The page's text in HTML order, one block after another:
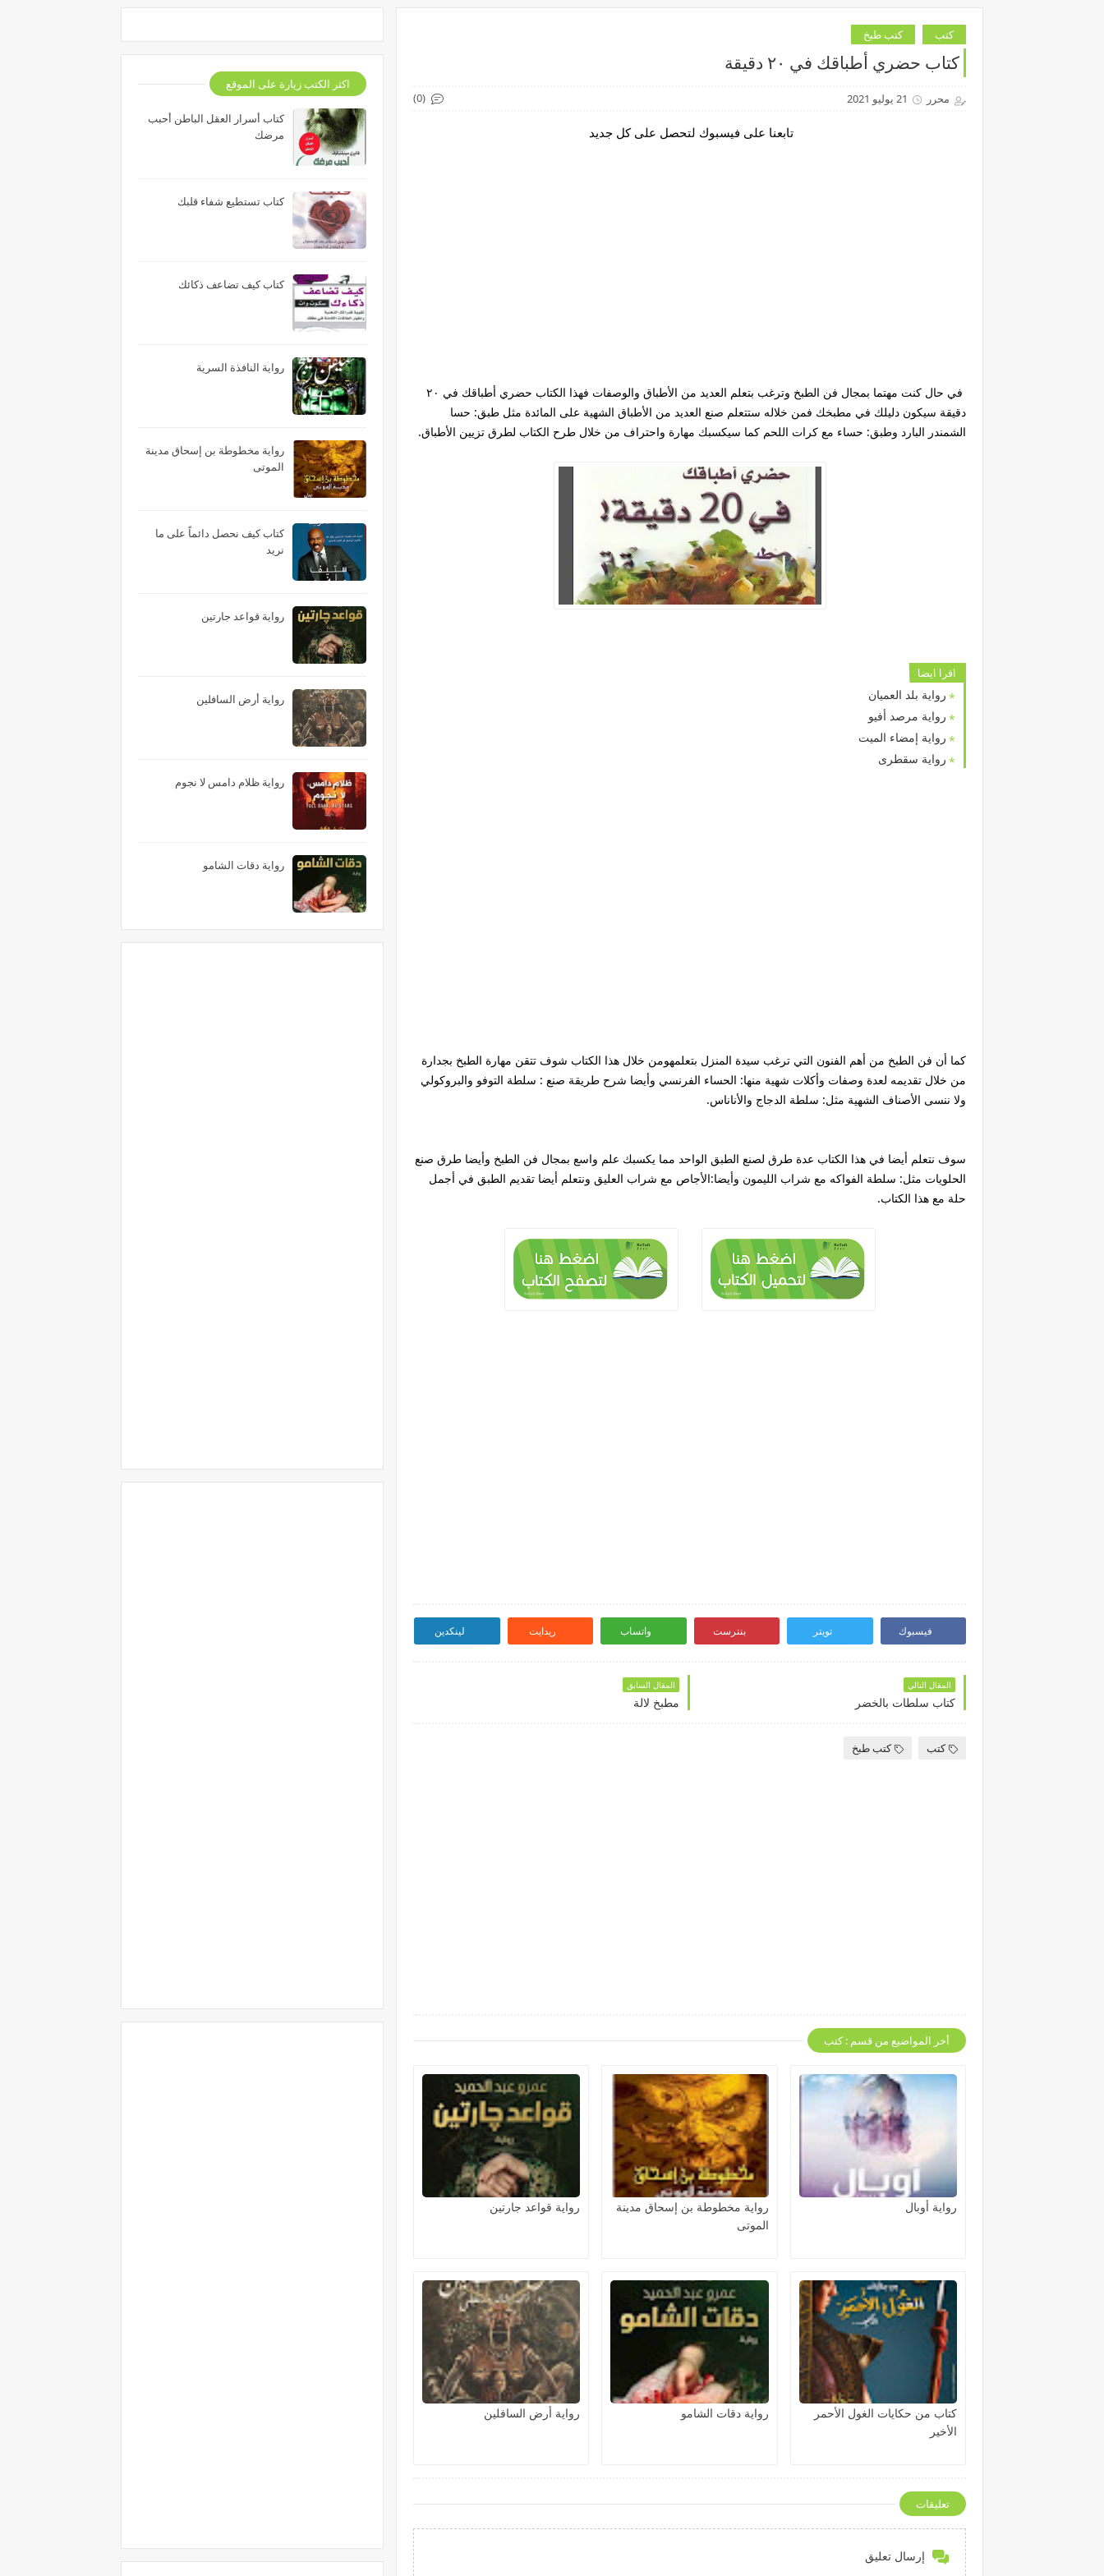
كتب كتب طبخ
كتاب حضري أطباقك في ٢٠ دقيقة
محرر 21 يوليو 2021 (0)
تابعنا على فيسبوك لتحصل على كل جديد
في حال كنت مهتما بمجال فن الطبخ وترغب بتعلم العديد من الأطباق والوصفات فهذا الكتاب حضري أطباقك في ٢٠
دقيقة سيكون دليلك في مطبخك فمن خلاله ستتعلم صنع العديد من الأطباق الشهية على المائدة مثل طبق: حسا
الشمندر البارد وطبق: حساء مع كرات اللحم كما سيكسبك مهارة واحتراف من خلال طرح الكتاب لطرق تزيين الأطباق.
اقرا ايضا
رواية بلد العميان
رواية مرصد أفيو
رواية إمضاء الميت
رواية سقطرى
كما أن فن الطبخ من أهم الفنون التي ترغب سيدة المنزل بتعلمهومن خلال هذا الكتاب شوف تتقن مهارة الطبخ بجدارة
من خلال تقديمه لعدة وصفات وأكلات شهية منها: الحساء الفرنسي وأيضا شرح طريقة صنع : سلطة التوفو والبروكولي
ولا ننسى الأصناف الشهية مثل: سلطة الدجاج والأناناس.
سوف نتعلم أيضا في هذا الكتاب عدة طرق لصنع الطبق الواحد مما يكسبك علم واسع بمجال فن الطبخ وأيضا طرق صنع
الحلويات مثل: سلطة الفواكه مع شراب الليمون وأيضا:الأجاص مع شراب العليق ونتعلم أيضا تقديم الطبق في أجمل
حلة مع هذا الكتاب.
فيسبوك تويتر بنترست واتساب ريدايت لينكدين
المقال التالي
كتاب سلطات بالخضر
المقال السابق
مطبخ لالة
كتب كتب طبخ
أخر المواضيع من قسم : كتب
رواية أوبال
رواية مخطوطة بن إسحاق مدينة
الموتى
رواية قواعد جارتين
كتاب من حكايات الغول الأحمر
الأخير
رواية دقات الشامو رواية أرض السافلين
تعليقات
إرسال تعليق
اكثر الكتب زيارة على الموقع
كتاب أسرار العقل الباطن أحبب
مرضك
كتاب تستطيع شفاء قلبك
كتاب كيف تضاعف ذكائك
رواية النافذة السرية
رواية مخطوطة بن إسحاق مدينة
الموتى
كتاب كيف نحصل دائماً على ما
نريد
رواية قواعد جارتين
رواية أرض السافلين
رواية ظلام دامس لا نجوم
رواية دقات الشامو